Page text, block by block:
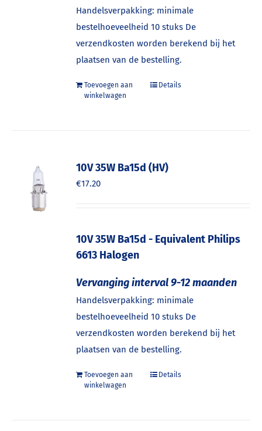
Handelsverpakking: minimale
bestelhoeveelheid 10 stuks De
verzendkosten worden berekend bij het
plaatsen van de bestelling.
Toevoegen aan
winkelwagen
Details
10V 35W Ba15d (HV)
€17.20
10V 35W Ba15d - Equivalent Philips
6613 Halogen
Vervanging interval 9-12 maanden
Handelsverpakking: minimale
bestelhoeveelheid 10 stuks De
verzendkosten worden berekend bij het
plaatsen van de bestelling.
Toevoegen aan
winkelwagen
Details